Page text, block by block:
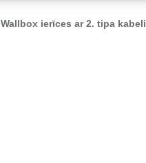
Wallbox ierīces ar 2. tipa kabeli